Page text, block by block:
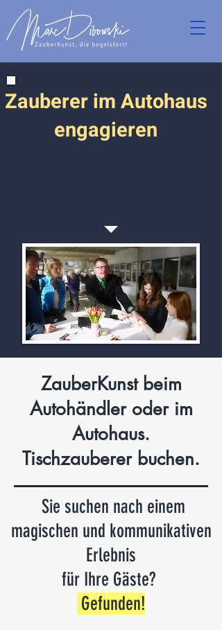
Zauberer im Autohaus
engagieren
ZauberKunst beim
Autohändler oder im
Autohaus.
Tischzauberer buchen.
Sie suchen nach einem
magischen und kommunikativen
Erlebnis
für Ihre Gäste?
Gefunden!